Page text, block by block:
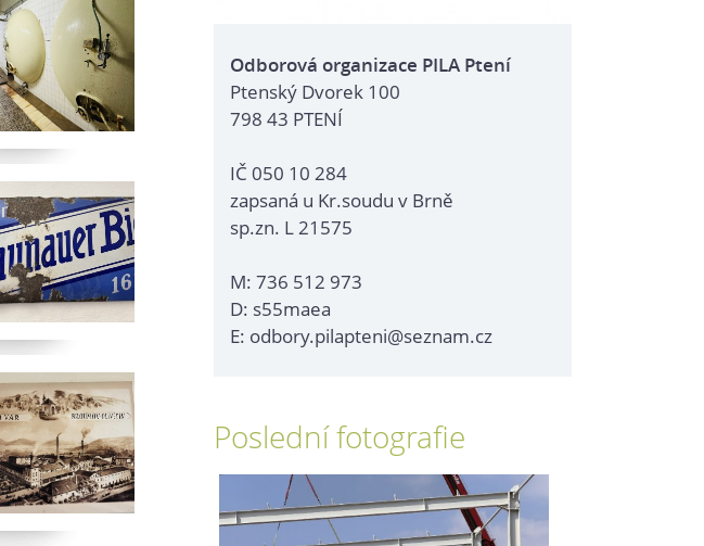
Odborová organizace PILA Ptení
Ptenský Dvorek 100
798 43 PTENÍ
IČ 050 10 284
zapsaná u Kr.soudu v Brně
sp.zn. L 21575
M: 736 512 973
D: s55maea
E: odbory.pilapteni@seznam.cz
Poslední fotografie